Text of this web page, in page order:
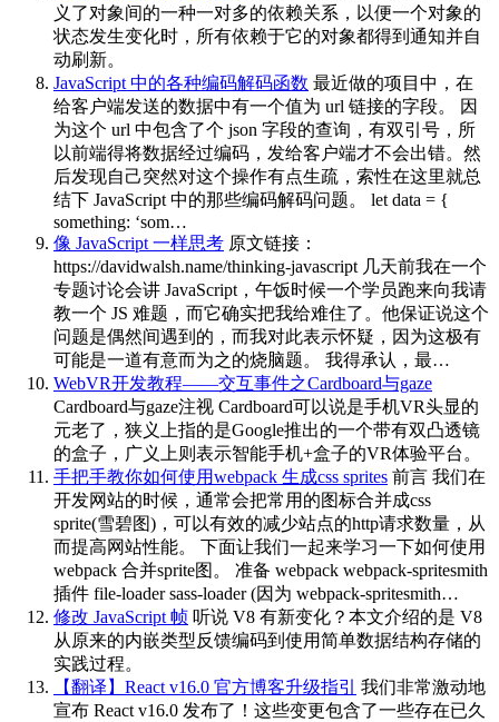
义了对象间的一种一对多的依赖关系，以便一个对象的
状态发生变化时，所有依赖于它的对象都得到通知并自
动刷新。
JavaScript 中的各种编码解码函数 最近做的项目中，在
给客户端发送的数据中有一个值为 url 链接的字段。 因
为这个 url 中包含了个 json 字段的查询，有双引号，所
以前端得将数据经过编码，发给客户端才不会出错。然
后发现自己突然对这个操作有点生疏，索性在这里就总
结下 JavaScript 中的那些编码解码问题。 let data = {
something: ‘som…
像 JavaScript 一样思考 原文链接：
https://davidwalsh.name/thinking-javascript 几天前我在一个
专题讨论会讲 JavaScript，午饭时候一个学员跑来向我请
教一个 JS 难题，而它确实把我给难住了。他保证说这个
问题是偶然间遇到的，而我对此表示怀疑，因为这极有
可能是一道有意而为之的烧脑题。 我得承认，最…
WebVR开发教程——交互事件之Cardboard与gaze
Cardboard与gaze注视 Cardboard可以说是手机VR头显的
元老了，狭义上指的是Google推出的一个带有双凸透镜
的盒子，广义上则表示智能手机+盒子的VR体验平台。
手把手教你如何使用webpack 生成css sprites 前言 我们在
开发网站的时候，通常会把常用的图标合并成css
sprite(雪碧图)，可以有效的减少站点的http请求数量，从
而提高网站性能。 下面让我们一起来学习一下如何使用
webpack 合并sprite图。 准备 webpack webpack-spritesmith
插件 file-loader sass-loader (因为 webpack-spritesmith…
修改 JavaScript 帧 听说 V8 有新变化？本文介绍的是 V8
从原来的内嵌类型反馈编码到使用简单数据结构存储的
实践过程。
【翻译】React v16.0 官方博客升级指引
我们非常激动地
宣布 React v16.0 发布了！这些变更包含了一些存在已久